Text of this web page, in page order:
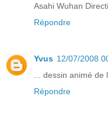
Asahi Wuhan
Répondre
Yvus 12/07/2008
... dessin animé de
Répondre